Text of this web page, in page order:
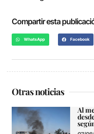
Compartir esta
WhatsApp Facebook
Otras noticias
Al